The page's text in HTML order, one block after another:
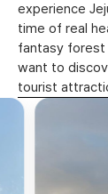
experience
time of real
fantasy forest
want to
tourist